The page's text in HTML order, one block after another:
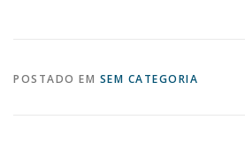
POSTADO EM SEM CATEGORIA